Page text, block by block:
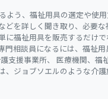
う、福祉用具の選定や使
を詳しく聞き取り、必要
福祉用具を販売するだけ
相談員になるには、福祉
援事業所、 医療機関、
ジョブソエルのような介